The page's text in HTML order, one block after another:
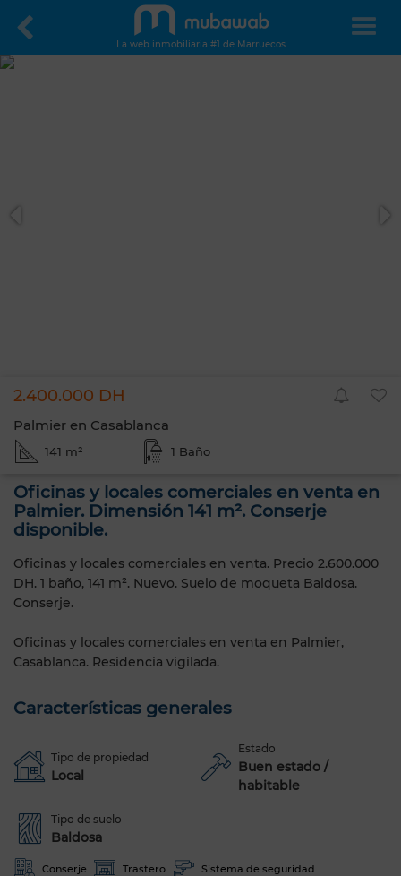
La web inmobiliaria #1 de Marruecos
2.400.000 DH
Palmier en Casablanca
141 m² 1 Baño
Oficinas y locales comerciales en venta en
Palmier. Dimensión 141 m². Conserje
disponible.
Oficinas y locales comerciales en venta. Precio 2.600.000
DH. 1 baño, 141 m². Nuevo. Suelo de moqueta Baldosa.
Conserje.
Oficinas y locales comerciales en venta en Palmier,
Casablanca. Residencia vigilada.
Características generales
Tipo de propiedad
Local
Estado
Buen estado /
habitable
Tipo de suelo
Baldosa
Conserje Trastero Sistema de seguridad